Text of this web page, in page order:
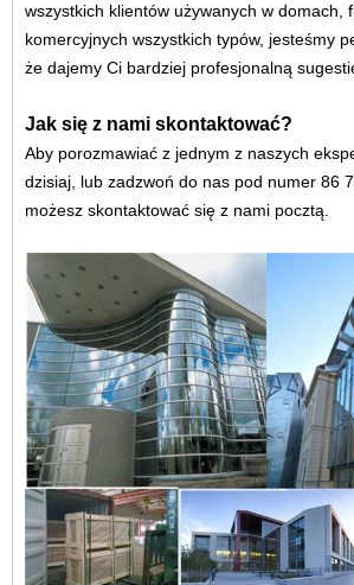
wszystkich klientów używanych w domach,
komercyjnych wszystkich typów, jesteśmy
że dajemy Ci bardziej profesjonalną
Jak się z nami skontaktować?
Aby porozmawiać z jednym z naszych
dzisiaj, lub zadzwoń do nas pod numer 86
możesz skontaktować się z nami pocztą.